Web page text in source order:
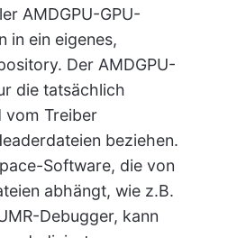
AMDGPU-GPU-
in ein eigenes,
Der AMDGPU-
die tatsächlich
vom Treiber
beziehen.
Software, die von
abhängt, wie z.B.
Debugger, kann